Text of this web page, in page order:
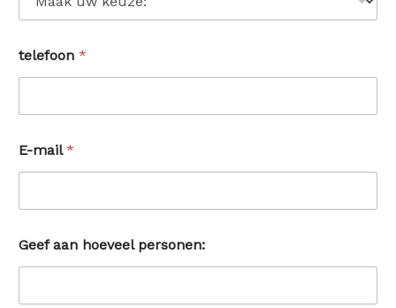
telefoon *
E-mail*
Geef aan hoeveel personen: